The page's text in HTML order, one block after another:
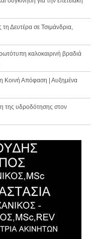
Δευτέρα σε Τσιμάνδρια,
καλοκαιρινή βραδιά
Κοινή Απόφαση | Αυξημένα
της υδροδότησης στον